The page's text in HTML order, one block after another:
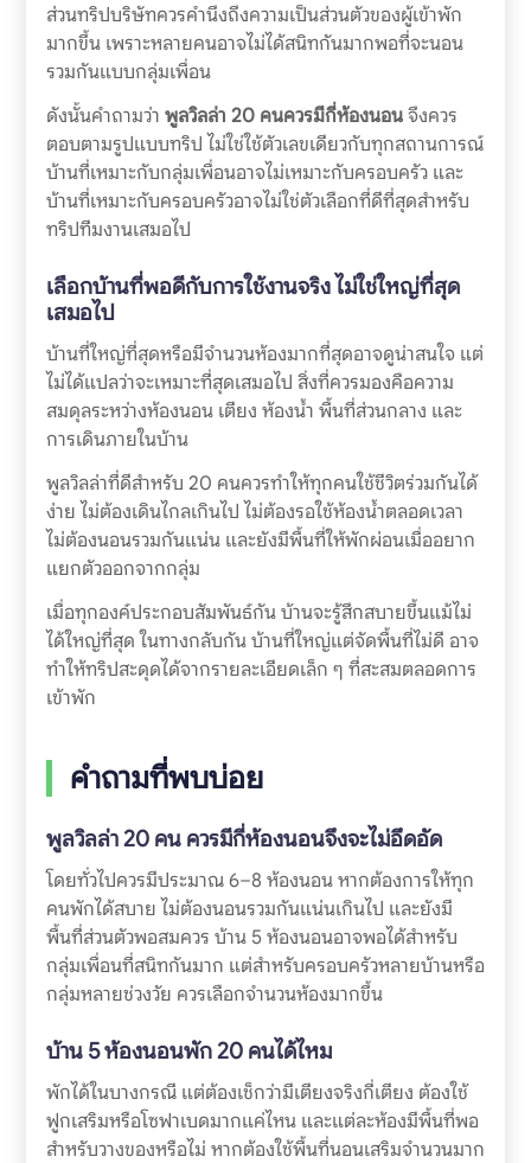
ส่วนทริปบริษัทควรคำนึงถึงความเป็นส่วนตัวของผู้เข้าพัก
มากขึ้น เพราะหลายคนอาจไม่ได้สนิทกันมากพอที่จะนอน
รวมกันแบบกลุ่มเพื่อน
ดังนั้นคำถามว่า พูลวิลล่า 20 คนควรมีกี่ห้องนอนจึงควร
ตอบตามรูปแบบทริป ไม่ใช่ใช้ตัวเลขเดียวกับทุกสถานการณ์
บ้านที่เหมาะกับกลุ่มเพื่อนอาจไม่เหมาะกับครอบครัว และ
บ้านที่เหมาะกับครอบครัวอาจไม่ใช่ตัวเลือกที่ดีที่สุดสำหรับ
ทริปทีมงานเสมอไป
เลือกบ้านที่พอดีกับการใช้งานจริง ไม่ใช่ใหญ่ที่สุด
เสมอไป
บ้านที่ใหญ่ที่สุดหรือมีจำนวนห้องมากที่สุดอาจดูน่าสนใจ แต่
ไม่ได้แปลว่าจะเหมาะที่สุดเสมอไป สิ่งที่ควรมองคือความ
สมดุลระหว่างห้องนอน เตียง ห้องน้ำ พื้นที่ส่วนกลาง และ
การเดินภายในบ้าน
พูลวิลล่าที่ดีสำหรับ 20 คนควรทำให้ทุกคนใช้ชีวิตร่วมกันได้
ง่าย ไม่ต้องเดินไกลเกินไป ไม่ต้องรอใช้ห้องน้ำตลอดเวลา
ไม่ต้องนอนรวมกันแน่น และยังมีพื้นที่ให้พักผ่อนเมื่ออยาก
แยกตัวออกจากกลุ่ม
เมื่อทุกองค์ประกอบสัมพันธ์กัน บ้านจะรู้สึกสบายขึ้นแม้ไม่
ได้ใหญ่ที่สุด ในทางกลับกัน บ้านที่ใหญ่แต่จัดพื้นที่ไม่ดี อาจ
ทำให้ทริปสะดุดได้จากรายละเอียดเล็ก ๆ ที่สะสมตลอดการ
เข้าพัก
คำถามที่พบบ่อย
พูลวิลล่า 20 คน ควรมีกี่ห้องนอนจึงจะไม่อึดอัด
โดยทั่วไปควรมีประมาณ 6–8 ห้องนอน หากต้องการให้ทุก
คนพักได้สบาย ไม่ต้องนอนรวมกันแน่นเกินไป และยังมี
พื้นที่ส่วนตัวพอสมควร บ้าน 5 ห้องนอนอาจพอได้สำหรับ
กลุ่มเพื่อนที่สนิทกันมาก แต่สำหรับครอบครัวหลายบ้านหรือ
กลุ่มหลายช่วงวัย ควรเลือกจำนวนห้องมากขึ้น
บ้าน 5 ห้องนอนพัก 20 คนได้ไหม
พักได้ในบางกรณี แต่ต้องเช็กว่ามีเตียงจริงกี่เตียง ต้องใช้
ฟูกเสริมหรือโซฟาเบดมากแค่ไหน และแต่ละห้องมีพื้นที่พอ
สำหรับวางของหรือไม่ หากต้องใช้พื้นที่นอนเสริมจำนวนมาก